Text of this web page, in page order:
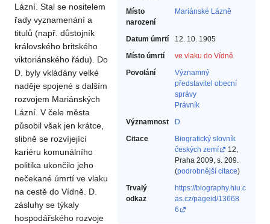
Místo
narození
Mariánské Lázně
Datum úmrtí
12. 10. 1905
Místo úmrtí
ve vlaku do Vídně
Povolání
Významný
představitel obecní
správy‎
Právník‎
Významnost
D
Citace
Biografický slovník
českých zemí
12,
Praha 2009, s. 209.
(podrobnější citace)
Trvalý
odkaz
https://biography.hiu.c
as.cz/pageid/13668
6
Lázní. Stal se nositelem
řady vyznamenání a
titulů (např. důstojník
královského britského
viktoriánského řádu). Do
D. byly vkládány velké
naděje spojené s dalším
rozvojem Mariánských
Lázní. V čele města
působil však jen krátce,
slibně se rozvíjející
kariéru komunálního
politika ukončilo jeho
nečekané úmrtí ve vlaku
na cestě do Vídně. D.
zásluhy se týkaly
hospodářského rozvoje